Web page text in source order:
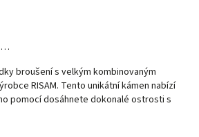
broušení s velkým kombinovaným
RISAM. Tento unikátní kámen nabízí
pomocí dosáhnete dokonalé ostrosti s